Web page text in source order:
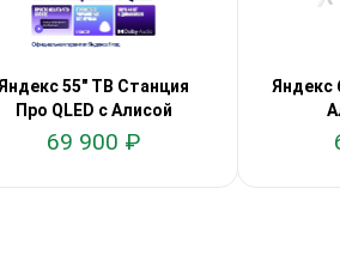
55" ТВ Станция
Про QLED с Алисой
69 900 ₽
Яндекс